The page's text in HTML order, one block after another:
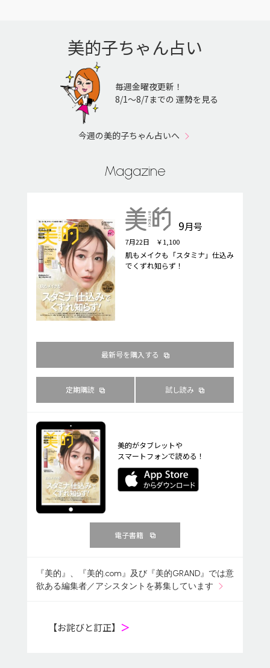
美的子ちゃん占い
毎週金曜夜更新！
8/1〜8/7までの 運勢を見る
今週の美的子ちゃん占いへ
Magazine
9月号
7月22日 ￥1,100
肌もメイクも「スタミナ」仕込み
でくずれ知らず！
最新号を購入する
定期購読 試し読み
美的がタブレットや
スマートフォンで読める！
電子書籍
『美的』、『美的.com』及び『美的GRAND』では意
欲ある編集者／アシスタントを募集しています
【お詫びと訂正】 ＞